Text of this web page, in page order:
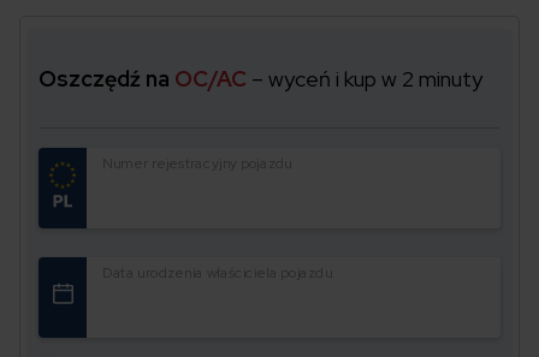
Oszczędź na OC/AC – wyceń i kup w 2 minuty
Numer rejestracyjny pojazdu
Data urodzenia właściciela pojazdu